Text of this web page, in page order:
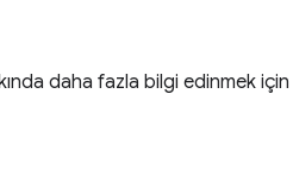
daha fazla bilgi edinmek için